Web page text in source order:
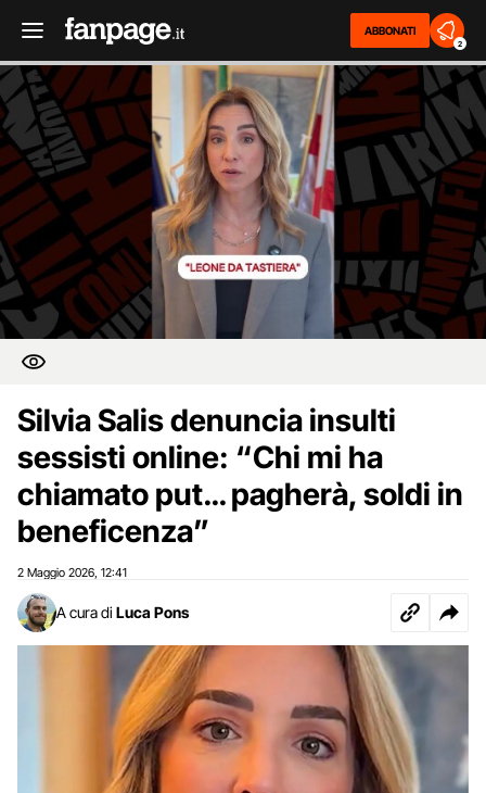
ABBONATI
2
Silvia Salis denuncia insulti
sessisti online: “Chi mi ha
chiamato put… pagherà, soldi in
beneficenza”
2 Maggio 2026 12:41
A cura di Luca Pons